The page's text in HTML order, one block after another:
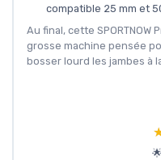
compatible 25 mm et
Au final, cette SPORTNOW
grosse machine pensée
bosser lourd les jambes à